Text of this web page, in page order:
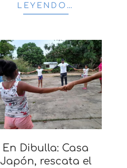
LEYENDO…
En Dibulla: Casa
Japón, rescata el